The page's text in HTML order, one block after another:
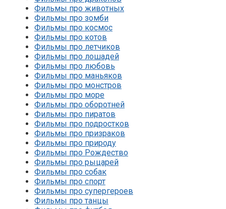
Фильмы про животных
Фильмы про зомби
Фильмы про космос
Фильмы про котов
Фильмы про летчиков
Фильмы про лошадей
Фильмы про любовь
Фильмы про маньяков
Фильмы про монстров
Фильмы про море
Фильмы про оборотней
Фильмы про пиратов
Фильмы про подростков
Фильмы про призраков
Фильмы про природу
Фильмы про Рождество
Фильмы про рыцарей
Фильмы про собак
Фильмы про спорт
Фильмы про супергероев
Фильмы про танцы